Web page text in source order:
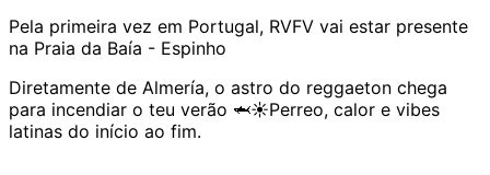
Pela primeira vez em Portugal, RVFV vai estar presente
na Praia da Baía - Espinho
Diretamente de Almería, o astro do reggaeton chega
para incendiar o teu verão 🦈☀️Perreo, calor e vibes
latinas do início ao fim.